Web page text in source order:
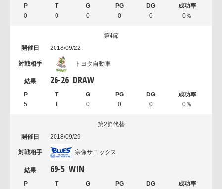
0 0 0 0 0 0％
第4節
2018/09/22
トヨタ自動車
26-26 DRAW
5 1 0 0 0 0％
第2節代替
2018/09/29
宗像サニックス
69-5 WIN